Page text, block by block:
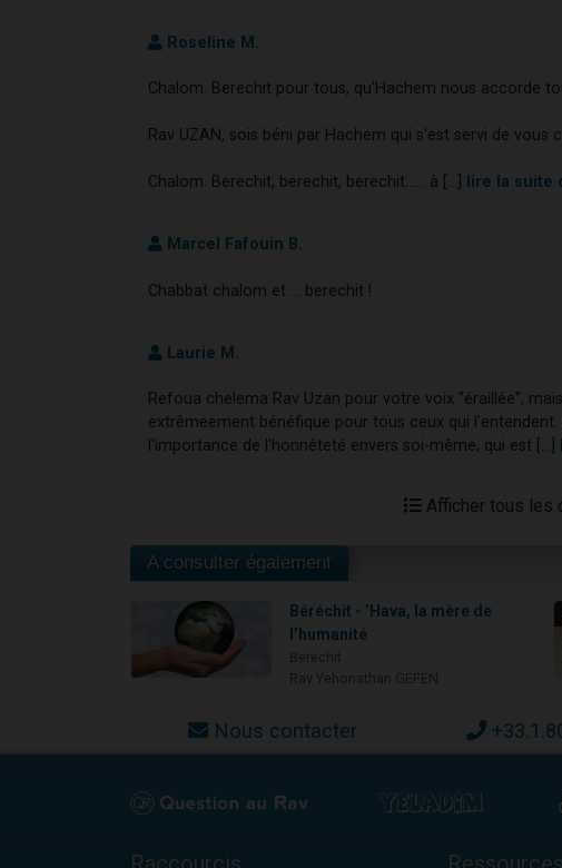
Roseline M.
Chalom. Berechit pour tous, qu'Hachem nous accorde
Rav UZAN, sois béni par Hachem qui s'est servi de
Chalom. Berechit, berechit, berechit...... à [...] lire la suite
Marcel Fafouin B.
Chabbat chalom et ... berechit !
Laurie M.
Refoua chelema Rav Uzan pour votre voix "éraillée",
extrêmeement bénéfique pour tous ceux qui
l'importance de l'honnêteté envers soi-même, qui est [...]
Afficher tous les
A consulter également
Béréchit - ’Hava, la mère de
l’humanité
Nous contacter